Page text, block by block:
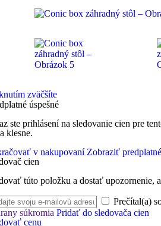
zväčšíte
úspešné
ste prihlásení na sledovanie cien pre
klesne.
v nakupovaní Zobraziť predplatné
cien
túto položku a dostať upozornenie,
Prečítal(a)
súkromia Pridať do sledovača cien
cenu